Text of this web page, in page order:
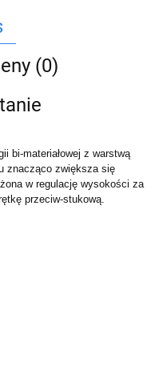
(0)
bi-materiałowej z warstwą
znacząco zwiększa się
w regulację wysokości za
przeciw-stukową.